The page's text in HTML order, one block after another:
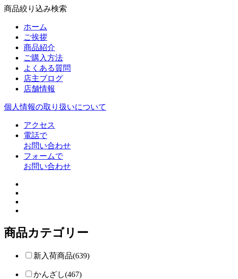
商品絞り込み検索
ホーム
ご挨拶
商品紹介
ご購入方法
よくある質問
店主ブログ
店舗情報
個人情報の取り扱いについて
アクセス
電話で
お問い合わせ
フォームで
お問い合わせ
商品カテゴリー
新入荷商品(639)
かんざし(467)